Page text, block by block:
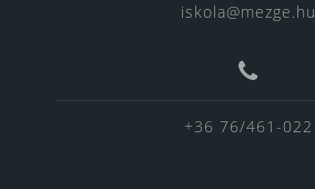
iskola@mezge.hu
+36 76/461-022